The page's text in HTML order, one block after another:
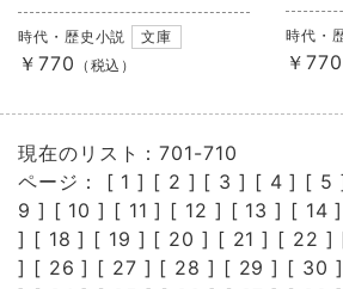
時代・歴史小説 文庫
￥770 （税込）
時代・
￥770
現在のリスト：701-710
ページ： [ 1 ] [ 2 ] [ 3 ] [ 4 ] [ 5
9 ] [ 10 ] [ 11 ] [ 12 ] [ 13 ] [ 14
] [ 18 ] [ 19 ] [ 20 ] [ 21 ] [ 22 ]
] [ 26 ] [ 27 ] [ 28 ] [ 29 ] [ 30